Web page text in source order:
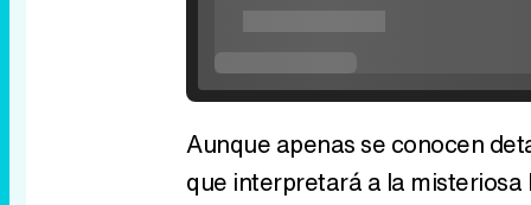
Aunque apenas se conocen
que interpretará a la